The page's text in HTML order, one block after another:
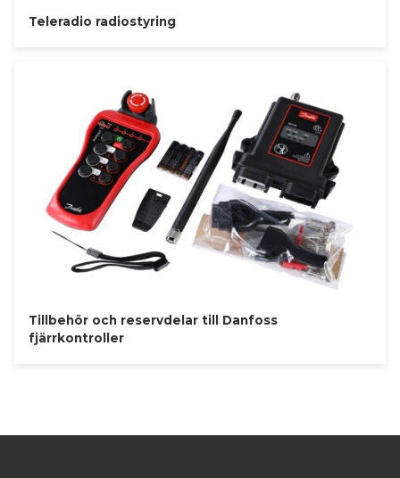
Teleradio radiostyring
Tillbehör och reservdelar till Danfoss
fjärrkontroller